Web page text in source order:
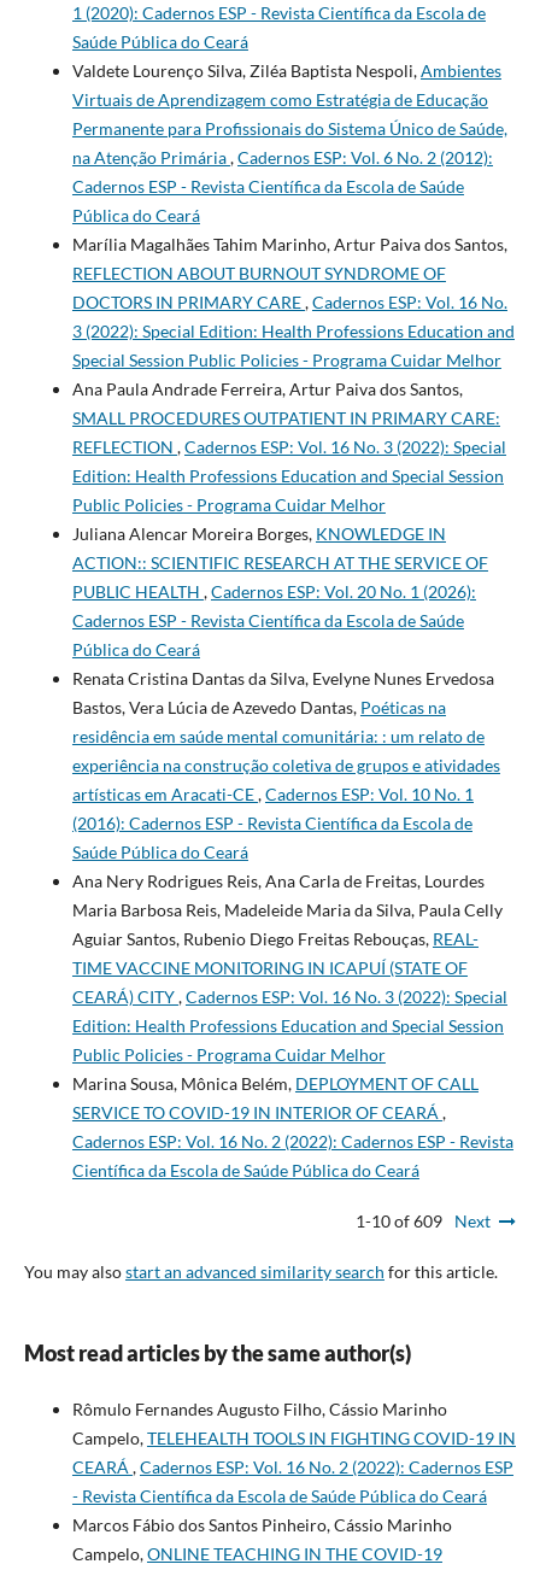
1 (2020): Cadernos ESP - Revista Cientí­fica da Escola de
Saúde Pública do Ceará
Valdete Lourenço Silva, Ziléa Baptista Nespoli,Ambientes
Virtuais de Aprendizagem como Estratégia de Educação
Permanente para Profissionais do Sistema Único de Saúde,
na Atenção Primária,Cadernos ESP: Vol. 6 No. 2 (2012):
Cadernos ESP - Revista Cientí­fica da Escola de Saúde
Pública do Ceará
Marília Magalhães Tahim Marinho, Artur Paiva dos Santos,
REFLECTION ABOUT BURNOUT SYNDROME OF
DOCTORS IN PRIMARY CARE,Cadernos ESP: Vol. 16 No.
3 (2022): Special Edition: Health Professions Education and
Special Session Public Policies - Programa Cuidar Melhor
Ana Paula Andrade Ferreira, Artur Paiva dos Santos,
SMALL PROCEDURES OUTPATIENT IN PRIMARY CARE:
REFLECTION ,Cadernos ESP: Vol. 16 No. 3 (2022): Special
Edition: Health Professions Education and Special Session
Public Policies - Programa Cuidar Melhor
Juliana Alencar Moreira Borges, KNOWLEDGE IN
ACTION:: SCIENTIFIC RESEARCH AT THE SERVICE OF
PUBLIC HEALTH ,Cadernos ESP: Vol. 20 No. 1 (2026):
Cadernos ESP - Revista Cientí­fica da Escola de Saúde
Pública do Ceará
Renata Cristina Dantas da Silva, Evelyne Nunes Ervedosa
Bastos, Vera Lúcia de Azevedo Dantas, Poéticas na
residência em saúde mental comunitária: : um relato de
experiência na construção coletiva de grupos e atividades
artísticas em Aracati-CE,Cadernos ESP: Vol. 10 No. 1
(2016): Cadernos ESP - Revista Cientí­fica da Escola de
Saúde Pública do Ceará
Ana Nery Rodrigues Reis, Ana Carla de Freitas, Lourdes
Maria Barbosa Reis, Madeleide Maria da Silva, Paula Celly
Aguiar Santos, Rubenio Diego Freitas Rebouças, REAL-
TIME VACCINE MONITORING IN ICAPUÍ (STATE OF
CEARÁ) CITY,Cadernos ESP: Vol. 16 No. 3 (2022): Special
Edition: Health Professions Education and Special Session
Public Policies - Programa Cuidar Melhor
Marina Sousa, Mônica Belém, DEPLOYMENT OF CALL
SERVICE TO COVID-19 IN INTERIOR OF CEARÁ ,
Cadernos ESP: Vol. 16 No. 2 (2022): Cadernos ESP - Revista
Cientí­fica da Escola de Saúde Pública do Ceará
1-10 of 609 Next
You may alsostart an advanced similarity search for this article.
Most read articles by the same author(s)
Rômulo Fernandes Augusto Filho, Cássio Marinho
Campelo,TELEHEALTH TOOLS IN FIGHTING COVID-19 IN
CEARÁ ,Cadernos ESP: Vol. 16 No. 2 (2022): Cadernos ESP
- Revista Cientí­fica da Escola de Saúde Pública do Ceará
Marcos Fábio dos Santos Pinheiro, Cássio Marinho
Campelo,ONLINE TEACHING IN THE COVID-19